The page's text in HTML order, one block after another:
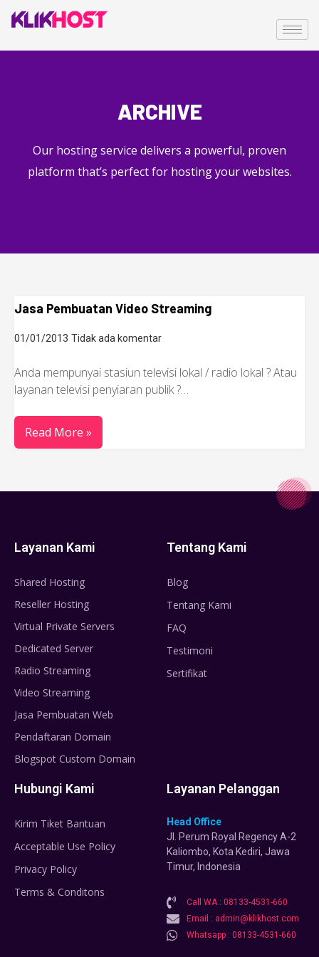
ARCHIVE
Our hosting service delivers a powerful, proven
platform that’s perfect for hosting your websites.
Jasa Pembuatan Video Streaming
01/01/2013 Tidak ada komentar
Anda mempunyai stasiun televisi lokal / radio lokal ? Atau
layanan televisi penyiaran publik ?…
Read More »
Layanan Kami
Shared Hosting
Reseller Hosting
Virtual Private Servers
Dedicated Server
Radio Streaming
Video Streaming
Jasa Pembuatan Web
Pendaftaran Domain
Blogspot Custom Domain
Tentang Kami
Blog
Tentang Kami
FAQ
Testimoni
Sertifikat
Hubungi Kami
Kirim Tiket Bantuan
Acceptable Use Policy
Privacy Policy
Terms & Conditons
Layanan Pelanggan
Head Office
Jl. Perum Royal Regency A-2
Kaliombo, Kota Kediri, Jawa
Timur, Indonesia
Call WA : 08133-4531-660
Email : admin@klikhost.com
Whatsapp : 08133-4531-660